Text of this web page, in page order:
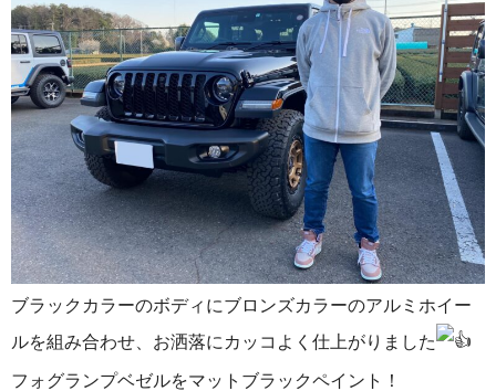
ブラックカラーのボディにブロンズカラーのアルミホイー
ルを組み合わせ、お洒落にカッコよく仕上がりました
フォグランプベゼルをマットブラックペイント！